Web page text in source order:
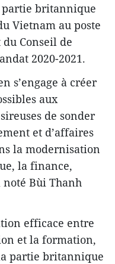
partie britannique
Vietnam au poste
Conseil de
2020-2021.
s’engage à créer
aux
de sonder
et d’affaires
la modernisation
la finance,
Bùi Thanh
efficace entre
et la formation,
partie britannique